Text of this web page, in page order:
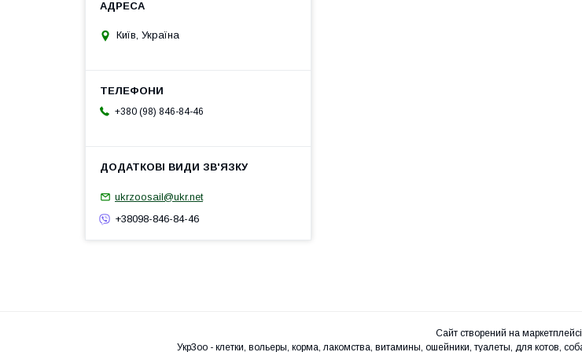
Київ, Україна
+380 (98) 846-84-46
ukrzoosail@ukr.net
+38098-846-84-46
Сайт створений на маркетплейсі